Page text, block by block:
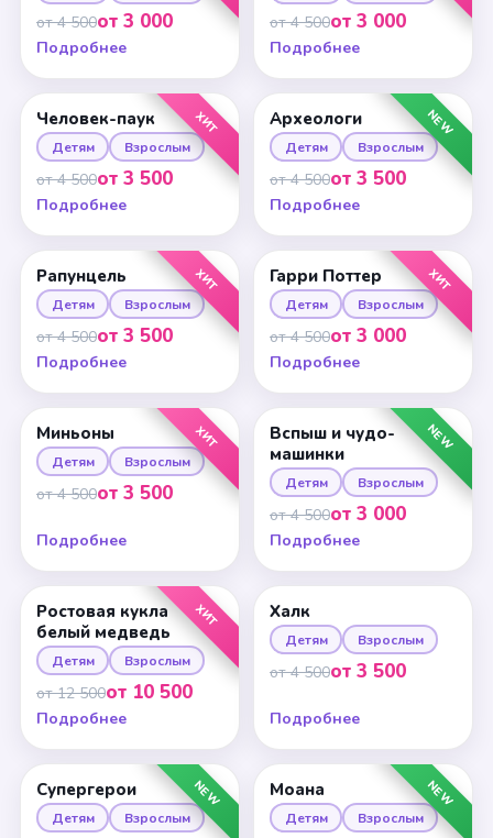
от 4 500от 3 000
Подробнее
от 4 500от 3 000
Подробнее
ХИТ
Человек-паук
Детям Взрослым
от 4 500от 3 500
Подробнее
NEW
Археологи
Детям Взрослым
от 4 500от 3 500
Подробнее
ХИТ
Рапунцель
Детям Взрослым
от 4 500от 3 500
Подробнее
ХИТ
Гарри Поттер
Детям Взрослым
от 4 500от 3 000
Подробнее
ХИТ
Миньоны
Детям Взрослым
от 4 500от 3 500
Подробнее
NEW
Вспыш и чудо-
машинки
Детям Взрослым
от 4 500от 3 000
Подробнее
ХИТ
Ростовая кукла
белый медведь
Детям Взрослым
от 12 500от 10 500
Подробнее
Халк
Детям Взрослым
от 4 500от 3 500
Подробнее
NEW
Супергерои
Детям Взрослым
NEW
Моана
Детям Взрослым